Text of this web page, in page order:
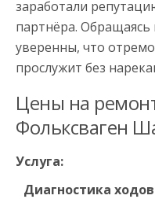
заработали
партнёра.
уверенны, что
прослужит без
Цены на
Фольксваген
Услуга:
Диагностика